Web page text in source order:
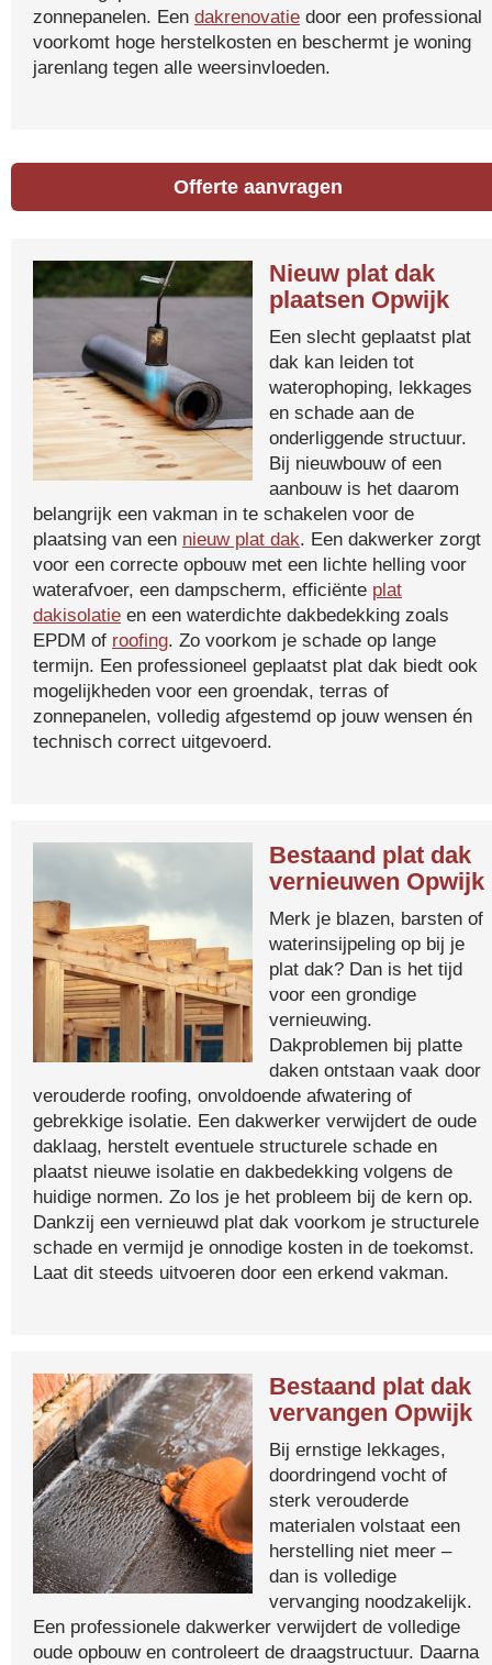
zonnepanelen. Een dakrenovatie door een professional
voorkomt hoge herstelkosten en beschermt je woning
jarenlang tegen alle weersinvloeden.
Offerte aanvragen
Nieuw plat dak
plaatsen Opwijk
Een slecht geplaatst plat
dak kan leiden tot
waterophoping, lekkages
en schade aan de
onderliggende structuur.
Bij nieuwbouw of een
aanbouw is het daarom
belangrijk een vakman in te schakelen voor de
plaatsing van een nieuw plat dak. Een dakwerker zorgt
voor een correcte opbouw met een lichte helling voor
waterafvoer, een dampscherm, efficiënte plat
dakisolatie en een waterdichte dakbedekking zoals
EPDM of roofing. Zo voorkom je schade op lange
termijn. Een professioneel geplaatst plat dak biedt ook
mogelijkheden voor een groendak, terras of
zonnepanelen, volledig afgestemd op jouw wensen én
technisch correct uitgevoerd.
Bestaand plat dak
vernieuwen Opwijk
Merk je blazen, barsten of
waterinsijpeling op bij je
plat dak? Dan is het tijd
voor een grondige
vernieuwing.
Dakproblemen bij platte
daken ontstaan vaak door
verouderde roofing, onvoldoende afwatering of
gebrekkige isolatie. Een dakwerker verwijdert de oude
daklaag, herstelt eventuele structurele schade en
plaatst nieuwe isolatie en dakbedekking volgens de
huidige normen. Zo los je het probleem bij de kern op.
Dankzij een vernieuwd plat dak voorkom je structurele
schade en vermijd je onnodige kosten in de toekomst.
Laat dit steeds uitvoeren door een erkend vakman.
Bestaand plat dak
vervangen Opwijk
Bij ernstige lekkages,
doordringend vocht of
sterk verouderde
materialen volstaat een
herstelling niet meer –
dan is volledige
vervanging noodzakelijk.
Een professionele dakwerker verwijdert de volledige
oude opbouw en controleert de draagstructuur. Daarna